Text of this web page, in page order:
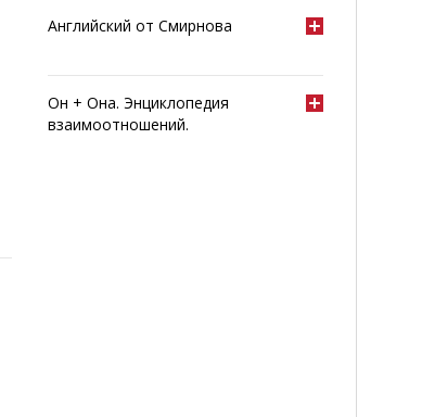
Английский от Смирнова
Он + Она. Энциклопедия
взаимоотношений.